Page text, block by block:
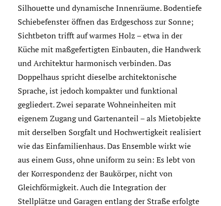
Silhouette und dynamische Innenräume. Bodentiefe
Schiebefenster öffnen das Erdgeschoss zur Sonne;
Sichtbeton trifft auf warmes Holz – etwa in der
Küche mit maßgefertigten Einbauten, die Handwerk
und Architektur harmonisch verbinden. Das
Doppelhaus spricht dieselbe architektonische
Sprache, ist jedoch kompakter und funktional
gegliedert. Zwei separate Wohneinheiten mit
eigenem Zugang und Gartenanteil – als Mietobjekte
mit derselben Sorgfalt und Hochwertigkeit realisiert
wie das Einfamilienhaus. Das Ensemble wirkt wie
aus einem Guss, ohne uniform zu sein: Es lebt von
der Korrespondenz der Baukörper, nicht von
Gleichförmigkeit. Auch die Integration der
Stellplätze und Garagen entlang der Straße erfolgte